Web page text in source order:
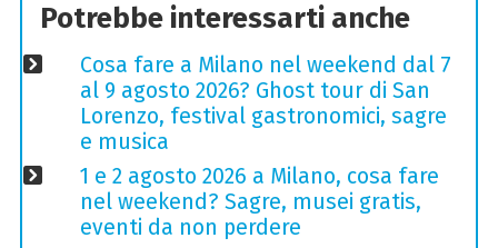
Potrebbe interessarti anche
Cosa fare a Milano nel weekend dal 7
al 9 agosto 2026? Ghost tour di San
Lorenzo, festival gastronomici, sagre
e musica
1 e 2 agosto 2026 a Milano, cosa fare
nel weekend? Sagre, musei gratis,
eventi da non perdere